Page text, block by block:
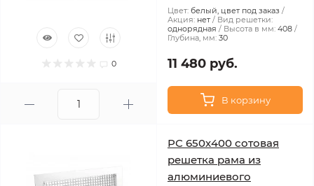
0
Цвет: белый, цвет под заказ
Акция: нет
Вид решетки:
однорядная
Высота в мм: 408
Глубина, мм: 30
11 480 руб.
В корзину
РС 650х400 сотовая
решетка рама из
алюминиевого